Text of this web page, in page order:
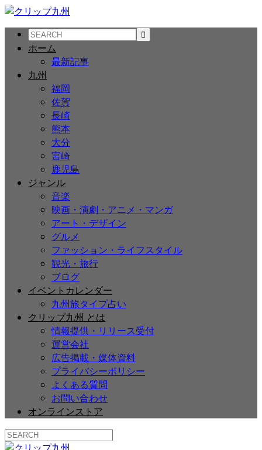
ホーム
最新記事
九州
福岡
佐賀
長崎
熊本
大分
宮崎
鹿児島
ジャンル
音楽
映画・演劇・アニメ・マンガ
アート・デザイン
グルメ
ファッション・ライフスタイル
観光・旅行
ブログ
イベントカレンダー
九州旅タイプ占い
クリップ九州 とは
情報提供・リリース受付
運営会社
広告掲載・媒体資料
プライバシーポリシー
よくある質問
お問い合わせ
オンラインストア